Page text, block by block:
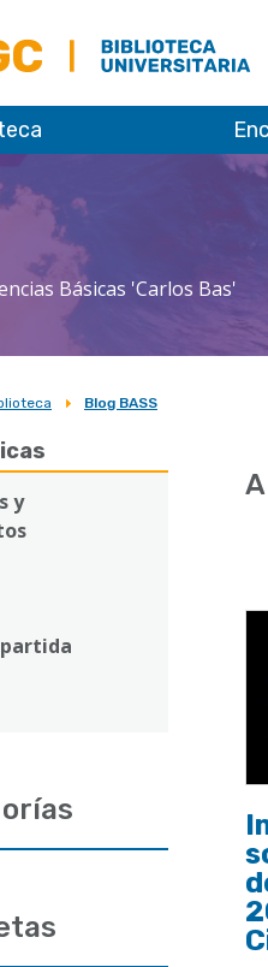
Biblioteca
ULPGC
Básicas 'Carlos Bas'
Blog BASS
y